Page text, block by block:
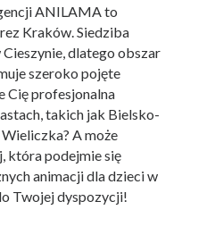
ANILAMA to
Kraków. Siedziba
dlatego obszar
szeroko pojęte
Cię profesjonalna
takich jak Bielsko-
A może
która podejmie się
animacji dla dzieci w
Twojej dyspozycji!